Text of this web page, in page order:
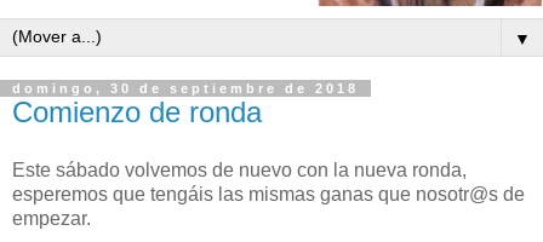
▼
domingo, 30 de septiembre de 2018
Comienzo de ronda
Este sábado volvemos de nuevo con la nueva ronda,
esperemos que tengáis las mismas ganas que nosotr@s de
empezar.